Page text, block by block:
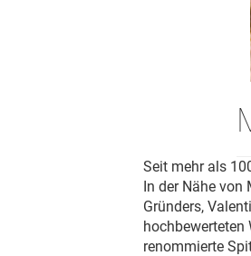
Seit mehr als
In der Nähe von
Gründers,
hochbewerteten
renommierte